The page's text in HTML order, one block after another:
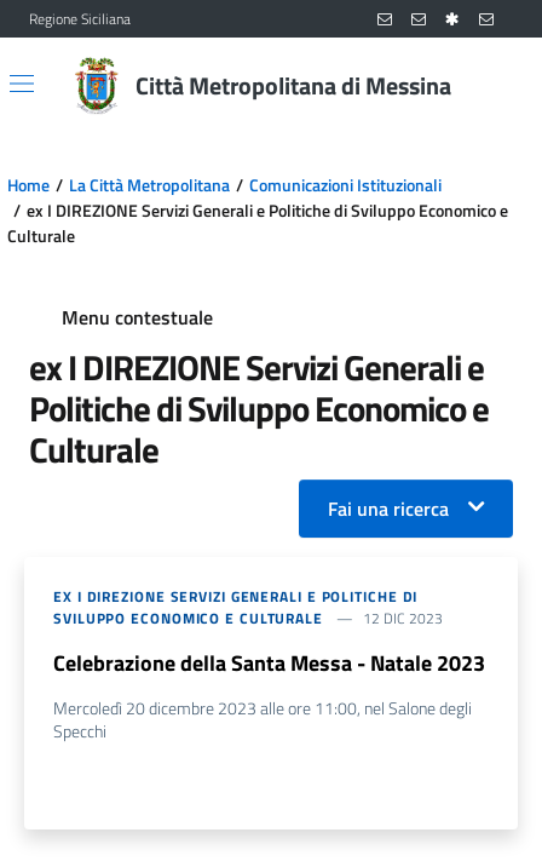
Vai al contenuto principale
Vai al menu principale
Regione Siciliana
Città Metropolitana di Messina
Home La Città Metropolitana
Comunicazioni Istituzionali
ex I DIREZIONE Servizi Generali e Politiche di Sviluppo Economico e
Culturale
Menu contestuale
ex I DIREZIONE Servizi Generali e
Politiche di Sviluppo Economico e
Culturale
Fai una ricerca
EX I DIREZIONE SERVIZI GENERALI E POLITICHE DI
SVILUPPO ECONOMICO E CULTURALE
12 DIC 2023
Celebrazione della Santa Messa - Natale 2023
Mercoledì 20 dicembre 2023 alle ore 11:00, nel Salone degli
Specchi